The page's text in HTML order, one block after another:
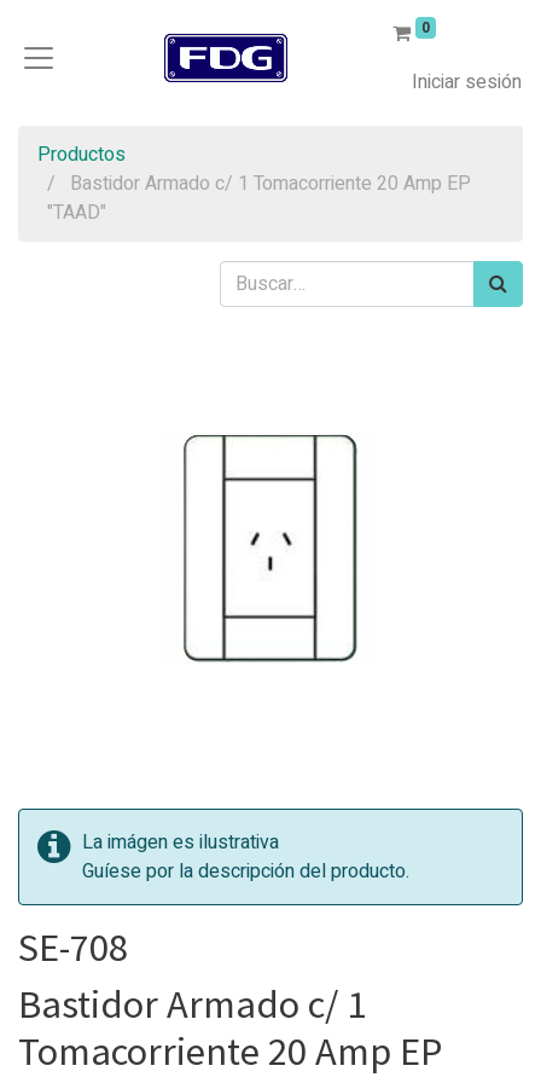
0
Iniciar sesión
Productos
Bastidor Armado c/ 1 Tomacorriente 20 Amp EP
"TAAD"
La imágen es ilustrativa
Guíese por la descripción del producto.
SE-708
Bastidor Armado c/ 1
Tomacorriente 20 Amp EP